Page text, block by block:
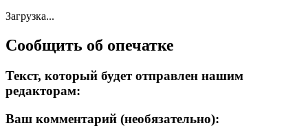
Загрузка...
Сообщить об опечатке
Текст, который будет отправлен нашим
редакторам:
Ваш комментарий (необязательно):